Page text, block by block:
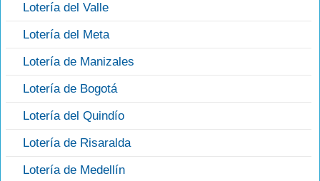
Lotería del Valle
Lotería del Meta
Lotería de Manizales
Lotería de Bogotá
Lotería del Quindío
Lotería de Risaralda
Lotería de Medellín